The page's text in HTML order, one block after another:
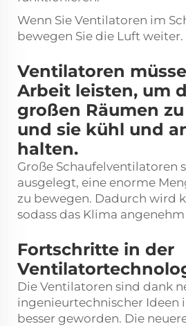
Wenn Sie Ventilatoren im
bewegen Sie die Luft weiter.
Ventilatoren
Arbeit leisten, um
großen Räumen
und sie kühl und
halten.
Große Schaufelventilatoren
ausgelegt, eine enorme
zu bewegen. Dadurch wird
sodass das Klima angenehm
Fortschritte in der
Die Ventilatoren sind dank
ingenieurtechnischer Ideen
besser geworden. Die